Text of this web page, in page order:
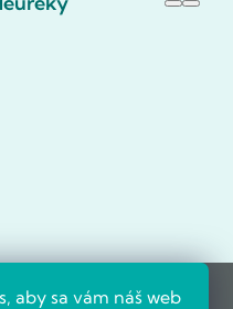
aby sa vám náš web